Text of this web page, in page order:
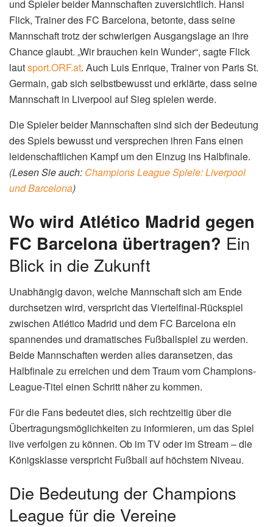
und Spieler beider Mannschaften zuversichtlich. Hansi
Flick, Trainer des FC Barcelona, betonte, dass seine
Mannschaft trotz der schwierigen Ausgangslage an ihre
Chance glaubt. „Wir brauchen kein Wunder“, sagte Flick
lautsport.ORF.at. Auch Luis Enrique, Trainer von Paris St.
Germain, gab sich selbstbewusst und erklärte, dass seine
Mannschaft in Liverpool auf Sieg spielen werde.
Die Spieler beider Mannschaften sind sich der Bedeutung
des Spiels bewusst und versprechen ihren Fans einen
leidenschaftlichen Kampf um den Einzug ins Halbfinale.
(Lesen Sie auch: Champions League Spiele: Liverpool
und Barcelona)
Wo wird Atlético Madrid gegen
FC Barcelona übertragen? Ein
Blick in die Zukunft
Unabhängig davon, welche Mannschaft sich am Ende
durchsetzen wird, verspricht das Viertelfinal-Rückspiel
zwischen Atlético Madrid und dem FC Barcelona ein
spannendes und dramatisches Fußballspiel zu werden.
Beide Mannschaften werden alles daransetzen, das
Halbfinale zu erreichen und dem Traum vom Champions-
League-Titel einen Schritt näher zu kommen.
Für die Fans bedeutet dies, sich rechtzeitig über die
Übertragungsmöglichkeiten zu informieren, um das Spiel
live verfolgen zu können. Ob im TV oder im Stream – die
Königsklasse verspricht Fußball auf höchstem Niveau.
Die Bedeutung der Champions
League für die Vereine